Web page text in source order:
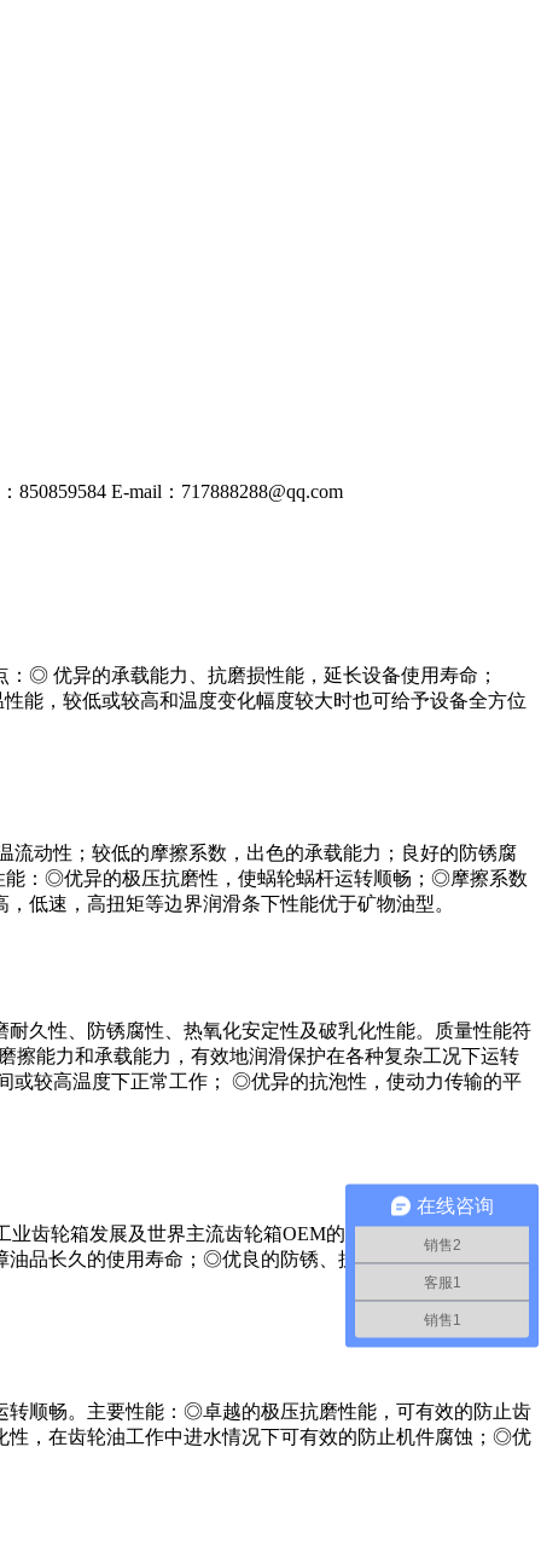
850859584 E-mail： 717888288@qq.com
◎ 优异的承载能力、抗磨损性能，延长设备使用寿命；
，较低或较高和温度变化幅度较大时也可给予设备全方位
动性；较低的摩擦系数，出色的承载能力；良好的防锈腐
能：◎优异的极压抗磨性，使蜗轮蜗杆运转顺畅；◎摩擦系数
低速，高扭矩等边界润滑条下性能优于矿物油型。
久性、防锈腐性、热氧化安定性及破乳化性能。质量性能符
擦能力和承载能力，有效地润滑保护在各种复杂工况下运转
或较高温度下正常工作； ◎优异的抗泡性，使动力传输的平
齿轮箱发展及世界主流齿轮箱OEM的规格要求。主要性
品长久的使用寿命；◎优良的防锈、抗乳化性，在齿轮油工
顺畅。主要性能：◎卓越的极压抗磨性能，可有效的防止齿
，在齿轮油工作中进水情况下可有效的防止机件腐蚀；◎优
在线咨询
销售2
客服1
销售1